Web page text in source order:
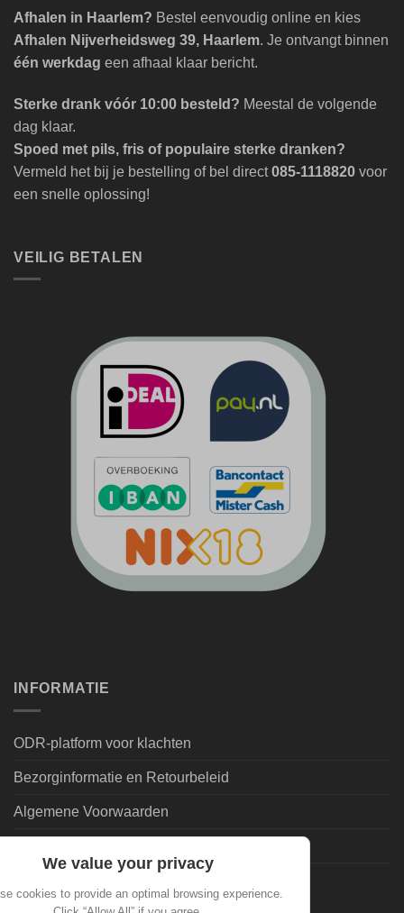
Afhalen in Haarlem? Bestel eenvoudig online en kies
Afhalen Nijverheidsweg 39, Haarlem. Je ontvangt binnen
één werkdag een afhaal klaar bericht.
Sterke drank vóór 10:00 besteld? Meestal de volgende
dag klaar.
Spoed met pils, fris of populaire sterke dranken?
Vermeld het bij je bestelling of bel direct085-1118820 voor
een snelle oplossing!
VEILIG BETALEN
INFORMATIE
ODR-platform voor klachten
Bezorginformatie en Retourbeleid
Algemene Voorwaarden
We value your privacy
cookies to provide an optimal browsing experience.